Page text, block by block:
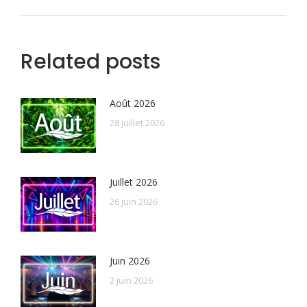
Related posts
Août 2026
28 juillet 2026
Juillet 2026
26 juin 2026
Juin 2026
2 juin 2026